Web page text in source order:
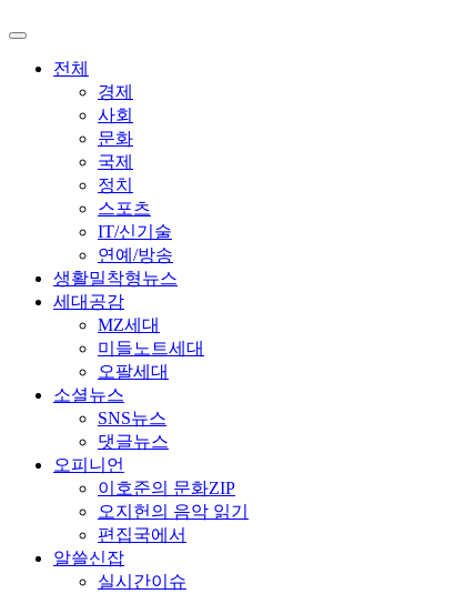
전체
경제
사회
문화
국제
정치
스포츠
IT/신기술
연예/방송
생활밀착형뉴스
세대공감
MZ세대
미들노트세대
오팔세대
소셜뉴스
SNS뉴스
댓글뉴스
오피니언
이호준의 문화ZIP
오지헌의 음악 읽기
편집국에서
알쓸신잡
실시간이슈